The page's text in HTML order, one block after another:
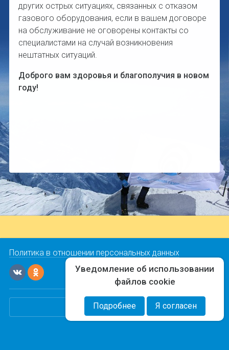
других острых ситуациях, связанных с отказом
газового оборудования, если в вашем договоре
на обслуживание не оговорены контакты со
специалистами на случай возникновения
нештатных ситуаций.
Доброго вам здоровья и благополучия в новом
году!
Полезная информация от органов власти
Политика в отношении персональных данных
"Команда-А"
Уведомление об использовании
файлов cookie
Подробнее Я согласен